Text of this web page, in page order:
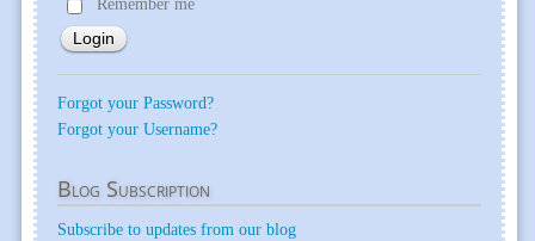
Remember me
Forgot your Password?
Forgot your Username?
Blog Subscription
Subscribe to updates from our blog